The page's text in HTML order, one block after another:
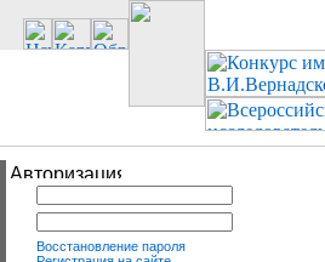
Восстановление пароля